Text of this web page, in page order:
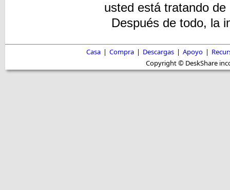
usted está tratando
Después de todo, la
Casa | Compra | Descargas | Apoyo |
Copyright © DeskShare